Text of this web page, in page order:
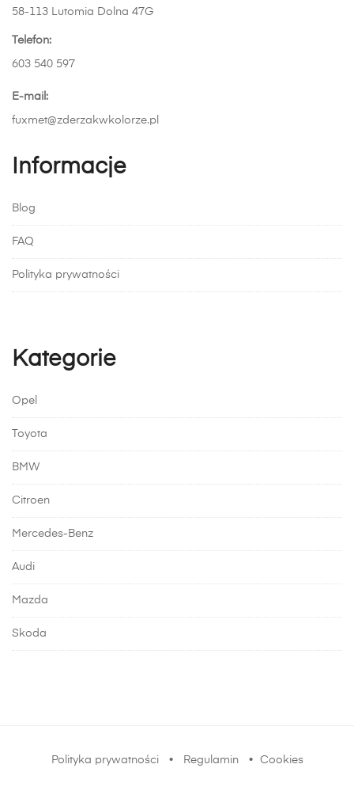
na
58-113 Lutomia Dolna 47G
Telefon:
603 540 597
E-mail:
fuxmet@zderzakwkolorze.pl
Informacje
Blog
FAQ
Polityka prywatności
Kategorie
Opel
Toyota
BMW
Citroen
Mercedes-Benz
Audi
Mazda
Skoda
Polityka prywatności• Regulamin• Cookies